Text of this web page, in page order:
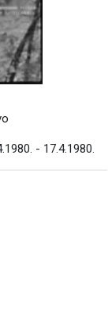
- 17.4.1980.